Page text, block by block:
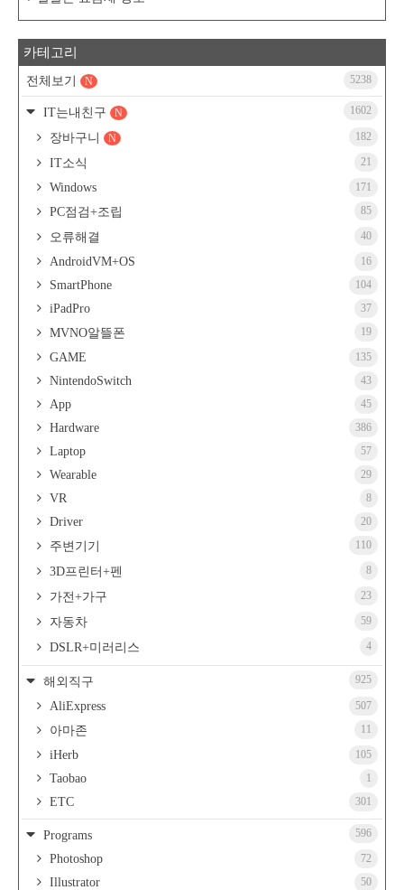
카테고리
전체보기 5238
N
IT는내친구 1602
N
장바구니 182
N
IT소식 21
Windows 171
PC점검+조립 85
오류해결 40
AndroidVM+OS 16
SmartPhone 104
iPadPro 37
MVNO알뜰폰 19
GAME 135
NintendoSwitch 43
App 45
Hardware 386
Laptop 57
Wearable 29
VR 8
Driver 20
주변기기 110
3D프린터+펜 8
가전+가구 23
자동차 59
DSLR+미러리스 4
해외직구 925
AliExpress 507
아마존 11
iHerb 105
Taobao 1
ETC 301
Programs 596
Photoshop 72
Illustrator 50